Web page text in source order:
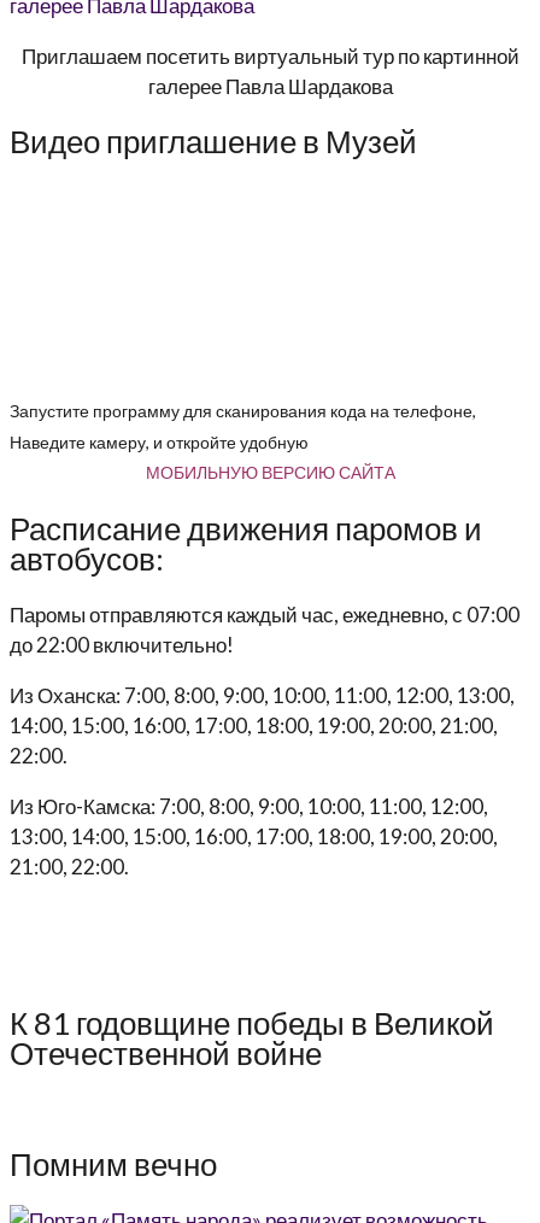
Приглашаем посетить виртуальный тур по картинной
галерее Павла Шардакова
Видео приглашение в Музей
Запустите программу для сканирования кода на телефоне,
Наведите камеру, и откройте удобную
МОБИЛЬНУЮ ВЕРСИЮ САЙТА
Расписание движения паромов и
автобусов:
Паромы отправляются каждый час, ежедневно, с 07:00
до 22:00 включительно!
Из Оханска: 7:00, 8:00, 9:00, 10:00, 11:00, 12:00, 13:00,
14:00, 15:00, 16:00, 17:00, 18:00, 19:00, 20:00, 21:00,
22:00.
Из Юго-Камска: 7:00, 8:00, 9:00, 10:00, 11:00, 12:00,
13:00, 14:00, 15:00, 16:00, 17:00, 18:00, 19:00, 20:00,
21:00, 22:00.
К 81 годовщине победы в Великой
Отечественной войне
Помним вечно